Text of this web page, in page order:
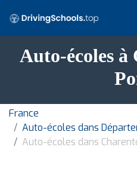
Auto-écoles
France
Auto-écoles dans
Auto-écoles dans